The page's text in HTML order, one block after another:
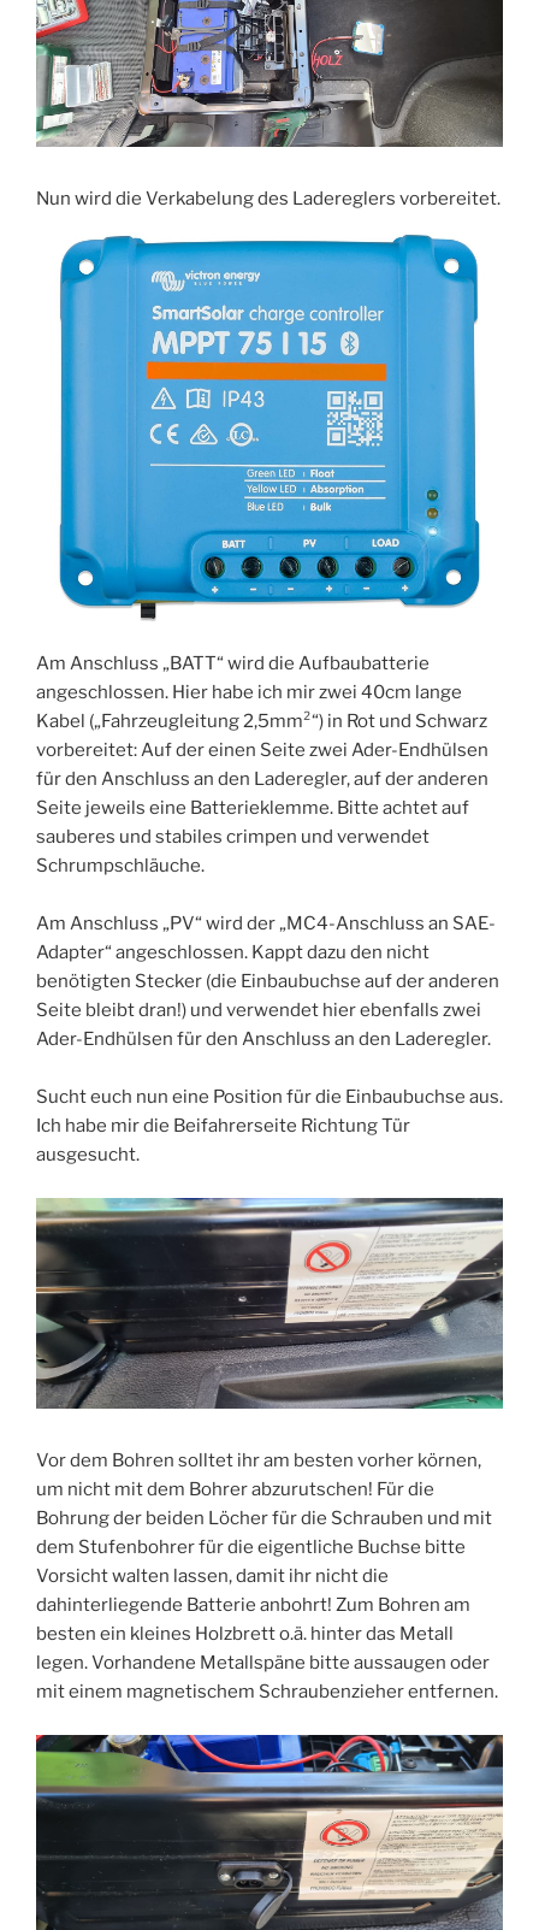
Nun wird die Verkabelung des Ladereglers vorbereitet.
Am Anschluss „BATT“ wird die Aufbaubatterie
angeschlossen. Hier habe ich mir zwei 40cm lange
Kabel („Fahrzeugleitung 2,5mm²“) in Rot und Schwarz
vorbereitet: Auf der einen Seite zwei Ader-Endhülsen
für den Anschluss an den Laderegler, auf der anderen
Seite jeweils eine Batterieklemme. Bitte achtet auf
sauberes und stabiles crimpen und verwendet
Schrumpschläuche.
Am Anschluss „PV“ wird der „MC4-Anschluss an SAE-
Adapter“ angeschlossen. Kappt dazu den nicht
benötigten Stecker (die Einbaubuchse auf der anderen
Seite bleibt dran!) und verwendet hier ebenfalls zwei
Ader-Endhülsen für den Anschluss an den Laderegler.
Sucht euch nun eine Position für die Einbaubuchse aus.
Ich habe mir die Beifahrerseite Richtung Tür
ausgesucht.
Vor dem Bohren solltet ihr am besten vorher körnen,
um nicht mit dem Bohrer abzurutschen! Für die
Bohrung der beiden Löcher für die Schrauben und mit
dem Stufenbohrer für die eigentliche Buchse bitte
Vorsicht walten lassen, damit ihr nicht die
dahinterliegende Batterie anbohrt! Zum Bohren am
besten ein kleines Holzbrett o.ä. hinter das Metall
legen. Vorhandene Metallspäne bitte aussaugen oder
mit einem magnetischem Schraubenzieher entfernen.